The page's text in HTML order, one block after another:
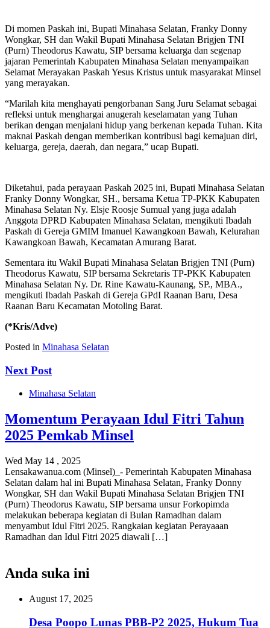
Di momen Paskah ini, Bupati Minahasa Selatan, Franky Donny
Wongkar, SH dan Wakil Bupati Minahasa Selatan Brigjen TNI
(Purn) Theodorus Kawatu, SIP bersama keluarga dan segenap
jajaran Pemerintah Kabupaten Minahasa Selatan menyampaikan
Selamat Merayakan Paskah Yesus Kristus untuk masyarakat Minsel
yang merayakan.
“Marilah kita menghayati pengorbanan Sang Juru Selamat sebagai
refleksi untuk menghargai anugerah keselamatan yang Tuhan
berikan dengan menjalani hidup yang berkenan kepada Tuhan. Kita
maknai Paskah dengan memberikan kontribusi bagi kemajuan diri,
keluarga, gereja, daerah, dan negara,” ucap Bupati.
Diketahui, pada perayaan Paskah 2025 ini, Bupati Minahasa Selatan
Franky Donny Wongkar, SH., bersama Ketua TP-PKK Kabupaten
Minahasa Selatan Ny. Elsje Roosje Sumual yang juga adalah
Anggota DPRD Kabupaten Minahasa Selatan, mengikuti Ibadah
Paskah di Gereja GMIM Imanuel Kawangkoan Bawah, Kelurahan
Kawangkoan Bawah, Kecamatan Amurang Barat.
Sementara itu Wakil Bupati Minahasa Selatan Brigjen TNI (Purn)
Theodorus Kawatu, SIP bersama Sekretaris TP-PKK Kabupaten
Minahasa Selatan Ny. Dr. Rine Kawatu-Kaunang, SP., MBA.,
mengikuti Ibadah Paskah di Gereja GPdI Raanan Baru, Desa
Raanan Baru Kecamatan Motoling Barat.
(*Kris/Adve)
Posted in Minahasa Selatan
Next Post
Minahasa Selatan
Momentum Perayaan Idul Fitri Tahun
2025 Pemkab Minsel
Wed May 14 , 2025
Lensakawanua.com (Minsel)_- Pemerintah Kabupaten Minahasa
Selatan dalam hal ini Bupati Minahasa Selatan, Franky Donny
Wongkar, SH dan Wakil Bupati Minahasa Selatan Brigjen TNI
(Purn) Theodorus Kawatu, SIP bersama unsur Forkopimda
melakukan beberapa kegiatan di Bulan Ramadhan dalam
menyambut Idul Fitri 2025. Rangkaian kegiatan Perayaaan
Ramadhan dan Idul Fitri 2025 diawali […]
Anda suka ini
August 17, 2025
Desa Poopo Lunas PBB-P2 2025, Hukum Tua